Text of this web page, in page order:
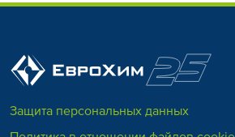
Защита персональных данных